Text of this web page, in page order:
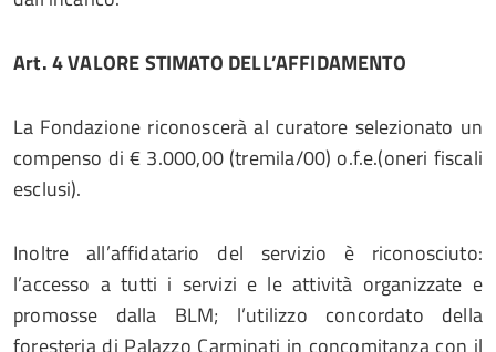
Art. 4VALORE STIMATO DELL’AFFIDAMENTO
La Fondazione riconoscerà al curatore selezionato un
compenso di € 3.000,00 (tremila/00) o.f.e.(oneri fiscali
esclusi).
Inoltre all’affidatario del servizio è riconosciuto:
l’accesso a tutti i servizi e le attività organizzate e
promosse dalla BLM; l’utilizzo concordato della
foresteria di Palazzo Carminati in concomitanza con il